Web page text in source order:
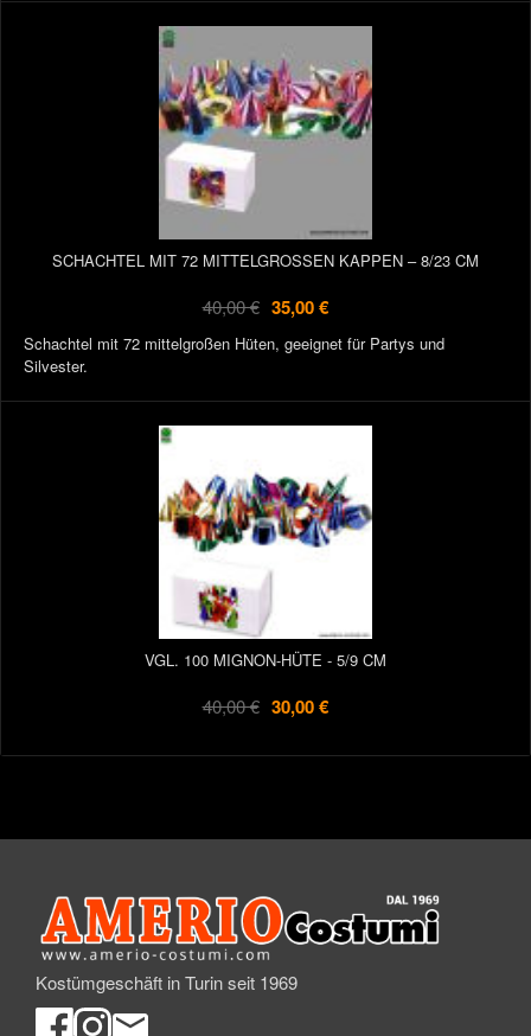
SCHACHTEL MIT 72 MITTELGROSSEN KAPPEN – 8/23 CM
40,00 € 35,00 €
Schachtel mit 72 mittelgroßen Hüten, geeignet für Partys und
Silvester.
VGL. 100 MIGNON-HÜTE - 5/9 CM
40,00 € 30,00 €
Kostümgeschäft in Turin seit 1969